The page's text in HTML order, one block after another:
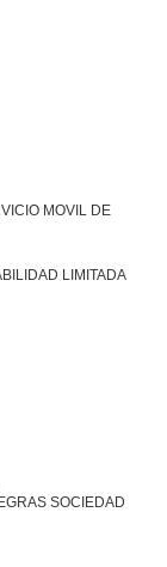
MOVIL DE
LIMITADA
SOCIEDAD